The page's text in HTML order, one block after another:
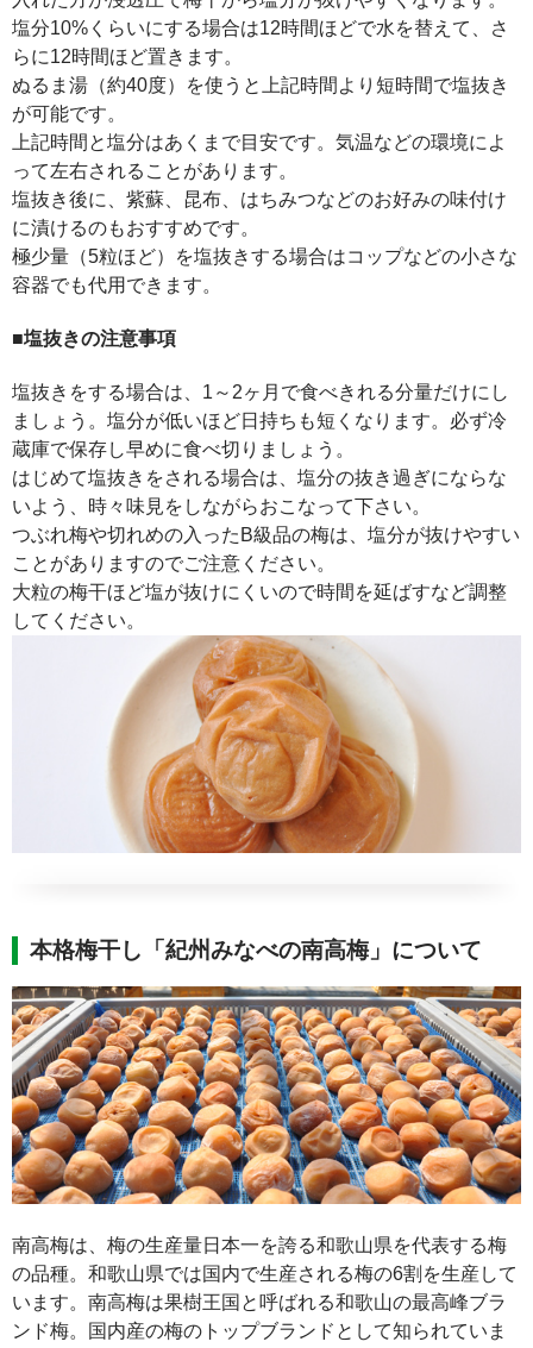
塩分10%くらいにする場合は12時間ほどで水を替えて、さ
らに12時間ほど置きます。
ぬるま湯（約40度）を使うと上記時間より短時間で塩抜き
が可能です。
上記時間と塩分はあくまで目安です。気温などの環境によ
って左右されることがあります。
塩抜き後に、紫蘇、昆布、はちみつなどのお好みの味付け
に漬けるのもおすすめです。
極少量（5粒ほど）を塩抜きする場合はコップなどの小さな
容器でも代用できます。
■塩抜きの注意事項
塩抜きをする場合は、1～2ヶ月で食べきれる分量だけにし
ましょう。塩分が低いほど日持ちも短くなります。必ず冷
蔵庫で保存し早めに食べ切りましょう。
はじめて塩抜きをされる場合は、塩分の抜き過ぎにならな
いよう、時々味見をしながらおこなって下さい。
つぶれ梅や切れめの入ったB級品の梅は、塩分が抜けやすい
ことがありますのでご注意ください。
大粒の梅干ほど塩が抜けにくいので時間を延ばすなど調整
してください。
本格梅干し「紀州みなべの南高梅」について
南高梅は、梅の生産量日本一を誇る和歌山県を代表する梅
の品種。和歌山県では国内で生産される梅の6割を生産して
います。南高梅は果樹王国と呼ばれる和歌山の最高峰ブラ
ンド梅。国内産の梅のトップブランドとして知られていま